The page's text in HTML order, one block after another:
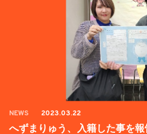
NEWS 2023.03.22
へずまりゅう、入籍した事を